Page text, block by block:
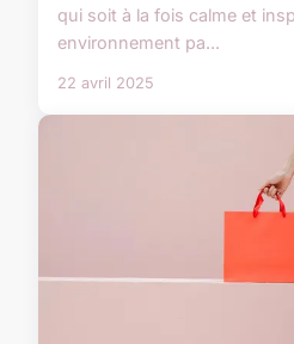
qui soit à la fois calme et
environnement pa...
22 avril 2025